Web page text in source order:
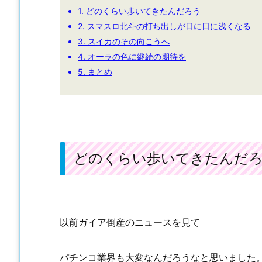
1. どのくらい歩いてきたんだろう
2. スマスロ北斗の打ち出しが日に日に浅くなる
3. スイカのその向こうへ
4. オーラの色に継続の期待を
5. まとめ
どのくらい歩いてきたんだ
以前ガイア倒産のニュースを見て
パチンコ業界も大変なんだろうなと思いました